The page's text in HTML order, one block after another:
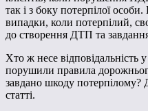
так і з боку потерпілої
випадки, коли потерпілий,
до створення ДТП та
Хто ж несе відповідальність
порушили правила
завдано шкоду потерпілому?
статті.